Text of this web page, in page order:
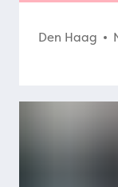
Den Haag